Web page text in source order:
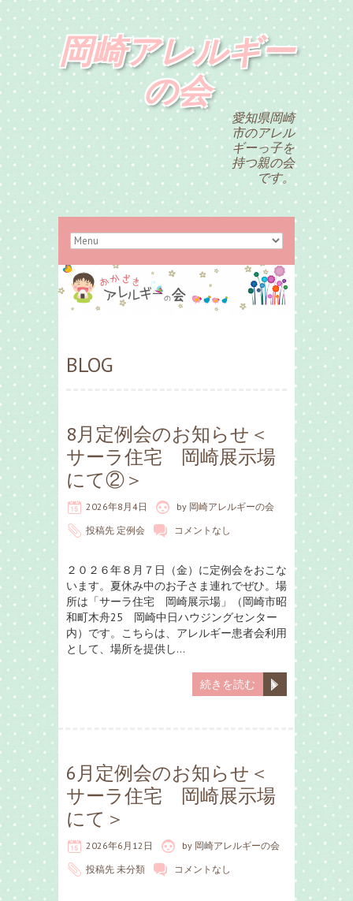
岡崎アレルギー
の会
愛知県岡崎
市のアレル
ギーっ子を
持つ親の会
です。
BLOG
8月定例会のお知らせ＜
サーラ住宅 岡崎展示場
にて②＞
2026年8月4日 by 岡崎アレルギーの会
投稿先 定例会 コメントなし
２０２６年８月７日（金）に定例会をおこな
います。夏休み中のお子さま連れでぜひ。場
所は「サーラ住宅 岡崎展示場」（岡崎市昭
和町木舟25 岡崎中日ハウジングセンター
内）です。こちらは、アレルギー患者会利用
として、場所を提供し…
続きを読む
6月定例会のお知らせ＜
サーラ住宅 岡崎展示場
にて＞
2026年6月12日 by 岡崎アレルギーの会
投稿先 未分類 コメントなし